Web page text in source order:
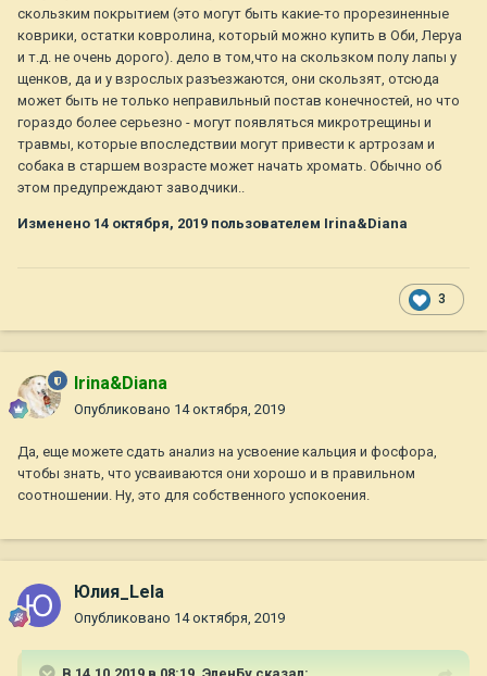
скользким покрытием (это могут быть какие-то прорезиненные
коврики, остатки ковролина, который можно купить в Оби, Леруа
и т.д. не очень дорого). дело в том,что на скользком полу лапы у
щенков, да и у взрослых разъезжаются, они скользят, отсюда
может быть не только неправильный постав конечностей, но что
гораздо более серьезно - могут появляться микротрещины и
травмы, которые впоследствии могут привести к артрозам и
собака в старшем возрасте может начать хромать. Обычно об
этом предупреждают заводчики..
Изменено 14 октября, 2019 пользователем Irina&Diana
3
Irina&Diana
Опубликовано 14 октября, 2019
Да, еще можете сдать анализ на усвоение кальция и фосфора,
чтобы знать, что усваиваются они хорошо и в правильном
соотношении. Ну, это для собственного успокоения.
Юлия_Lela
Опубликовано 14 октября, 2019